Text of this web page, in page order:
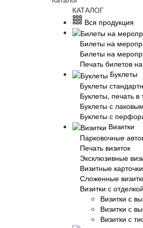
КАТАЛОГ
Вся продукция
Билеты на
Билеты на
Печать билетов
Буклеты
Буклеты
Буклеты, печать в
Буклеты с
Буклеты с
Визитки
Парковочные
Печать визиток
Эксклюзивные
Визитные
Сложенные
Визитки с отделкой
Визитки с
Визитки с
Визитки с